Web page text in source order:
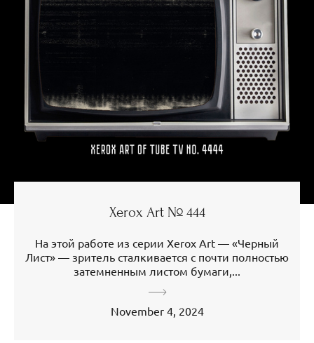
Xerox Art № 444
На этой работе из серии Xerox Art — «Черный
Лист» — зритель сталкивается с почти полностью
затемненным листом бумаги,...
November 4, 2024